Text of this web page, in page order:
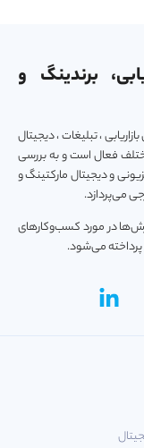
برندینگ و
، تبلیغات ، دیجیتال
فعال است و به بررسی
و دیجیتال مارکتینگ و
می‌پردازد.
همچنین در آیمارکتور به پوشش جدیدترین اخبار و گزارش‌ها در مورد کسب‌و‎کارهای
پرداخته می‌شود.